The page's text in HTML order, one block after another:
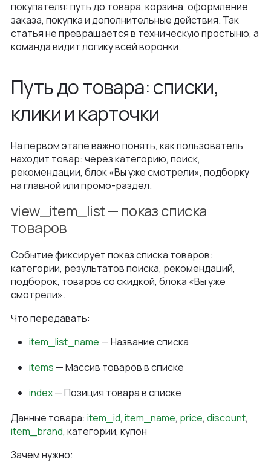
покупателя: путь до товара, корзина, оформление
заказа, покупка и дополнительные действия. Так
статья не превращается в техническую простыню, а
команда видит логику всей воронки.
Путь до товара: списки,
клики и карточки
На первом этапе важно понять, как пользователь
находит товар: через категорию, поиск,
рекомендации, блок «Вы уже смотрели», подборку
на главной или промо-раздел.
view_item_list — показ списка
товаров
Событие фиксирует показ списка товаров:
категории, результатов поиска, рекомендаций,
подборок, товаров со скидкой, блока «Вы уже
смотрели».
Что передавать:
item_list_name — Название списка
items — Массив товаров в списке
index— Позиция товара в списке
Данные товара: item_id, item_name, price, discount,
item_brand, категории, купон
Зачем нужно: